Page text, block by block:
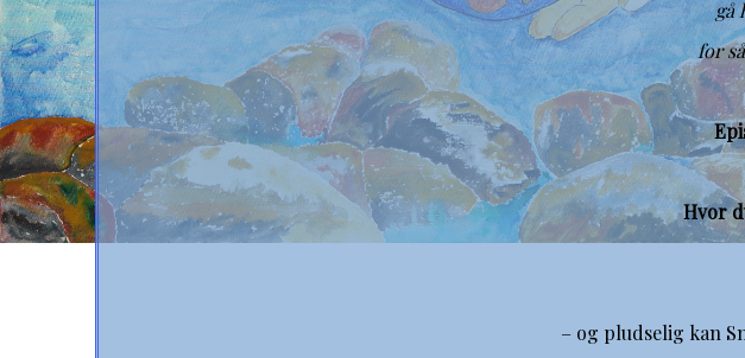
gå
for
Hvor
– og pludselig kan